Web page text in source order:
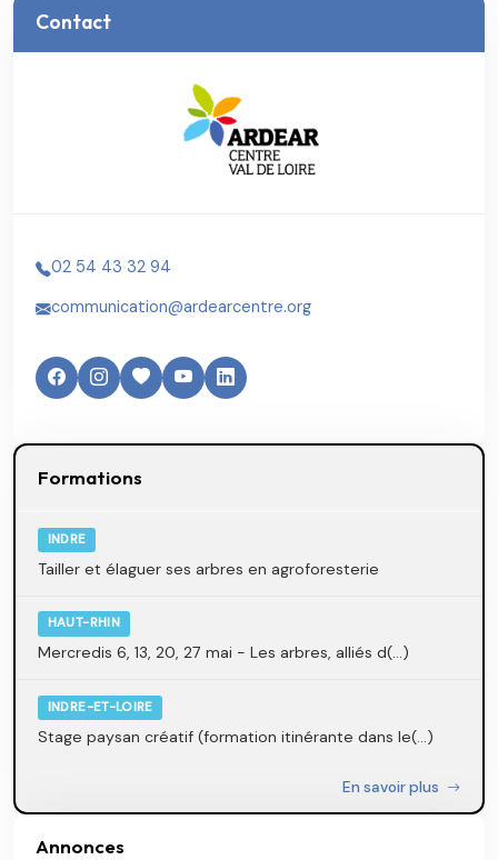
Contact
02 54 43 32 94
communication@ardearcentre.org
Formations
INDRE
Tailler et élaguer ses arbres en agroforesterie
HAUT-RHIN
Mercredis 6, 13, 20, 27 mai - Les arbres, alliés d(...)
INDRE-ET-LOIRE
Stage paysan créatif (formation itinérante dans le(...)
En savoir plus
Annonces